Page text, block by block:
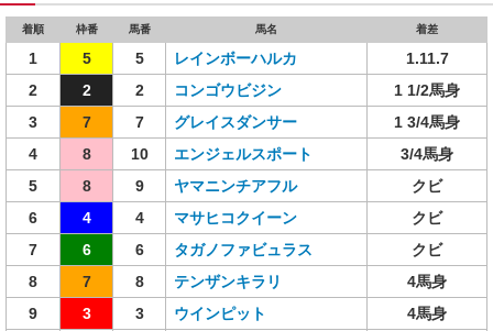
着順 枠番 馬番 馬名 着差
1 5 5 レインボーハルカ
1.11.7
2
2 2 コンゴウビジン
1 1/2馬身
3
7 7 グレイスダンサー
1 3/4馬身
4
8 10 エンジェルスポート
3/4馬身
5
8 9 ヤマニンチアフル
クビ
6
4 4 マサヒコクイーン
クビ
7
6 6 タガノファビュラス
クビ
8
7 8 テンザンキラリ
4馬身
9
3 3 ウインピット
4馬身